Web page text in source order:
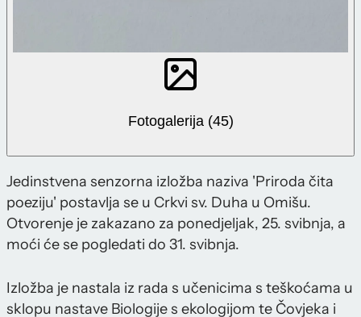
Fotogalerija (45)
Jedinstvena senzorna izložba naziva 'Priroda čita
poeziju' postavlja se u Crkvi sv. Duha u Omišu.
Otvorenje je zakazano za ponedjeljak, 25. svibnja, a
moći će se pogledati do 31. svibnja.
Izložba je nastala iz rada s učenicima s teškoćama u
sklopu nastave Biologije s ekologijom te Čovjeka i